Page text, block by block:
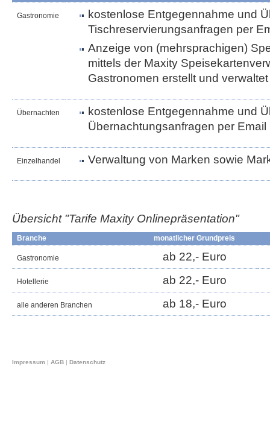
Gastronomie
kostenlose Entgegennahme und
Tischreservierungsanfragen per
Anzeige von (mehrsprachigen)
mittels der Maxity
Gastronomen erstellt und
Übernachten
kostenlose Entgegennahme und
Übernachtungsanfragen per
Einzelhandel Verwaltung von Marken sowie
Übersicht "Tarife Maxity Onlinepräsentation"
Branche monatlicher Grundpreis
Gastronomie ab 22,- Euro
Hotellerie ab 22,- Euro
alle anderen Branchen ab 18,- Euro
Impressum | AGB | Datenschutz